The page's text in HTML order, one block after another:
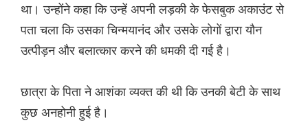
था। उन्होंने कहा कि उन्हें अपनी लड़की के फेसबुक अकाउंट से
पता चला कि उसका चिन्मयानंद और उसके लोगों द्वारा यौन
उत्पीड़न और बलात्कार करने की धमकी दी गई है।
छात्रा के पिता ने आशंका व्यक्त की थी कि उनकी बेटी के साथ
कुछ अनहोनी हुई है।